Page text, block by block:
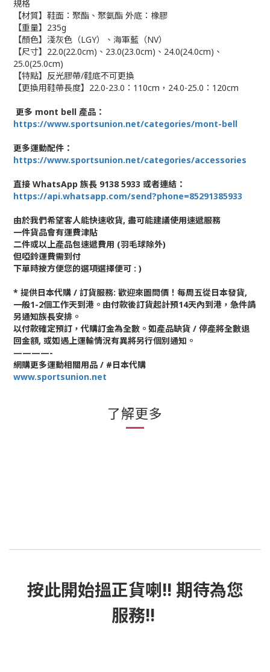
規格
【材質】鞋面：聚酯、聚氨酯 外底：橡膠
【重量】235g
【顏色】淺灰色（LGY）、海軍藍（NV）
【尺寸】22.0(22.0cm)、23.0(23.0cm)、24.0(24.0cm)、
25.0(25.0cm)
【特點】反光膠帶/鞋底不可更換
【更換用鞋帶長度】22.0-23.0：110cm，24.0-25.0：120cm
更多 mont bell 產品：
https://www.sportsunion.net/categories/mont-bell
更多運動配件：
https://www.sportsunion.net/categories/accessories
直接 WhatsApp 族長 9138 5933 或者連結：
https://api.whatsapp.com/send?phone=85291385933
由於我們希望客人能快速收貨, 盡可能建議使用速遞服務
一件貨品會有運費津貼
二件或以上產品包速遞費用 (羽毛球除外)
但啞鈴運費需到付
下單時按方便您的選項選擇便可 : )
* 提供日本代購 / 訂貨服務: 歡迎來圖問價！每周五從日本發貨,
一般1-2個工作天到港。由付款後訂貨起計預14天內到港，急件請
另通知族長安排。
以付款確定預訂，代購訂金為全數。如產品缺貨 / 停產將全數退
回金額, 或如遇上運輸情況有異將另行個別通知。
————-
網購更多運動相關用品 / #日本代購
www.sportsunion.net
了解更多
按此開始搵正貨喇!! 期待為您
服務!!